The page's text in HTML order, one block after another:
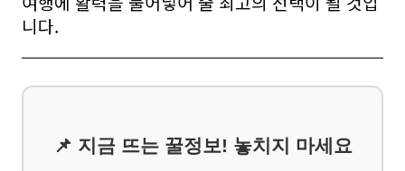
니다.
📌 지금 뜨는 꿀정보! 놓치지 마세요